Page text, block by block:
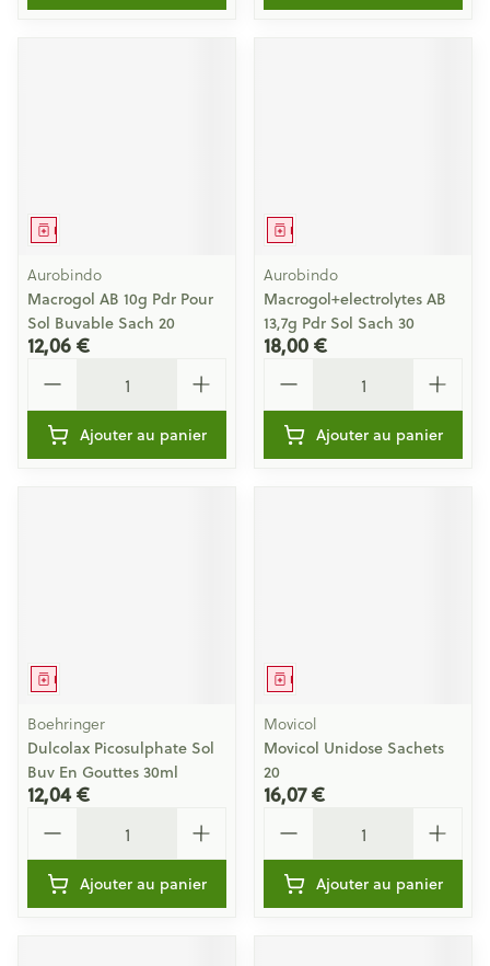
Médicament
Aurobindo
Macrogol AB 10g Pdr Pour
Sol Buvable Sach 20
12,06 €
Ajouter au panier
Médicament
Aurobindo
Macrogol+electrolytes AB
13,7g Pdr Sol Sach 30
18,00 €
Ajouter au panier
Médicament
Boehringer
Dulcolax Picosulphate Sol
Buv En Gouttes 30ml
12,04 €
Ajouter au panier
Médicament
Movicol
Movicol Unidose Sachets
20
16,07 €
Ajouter au panier